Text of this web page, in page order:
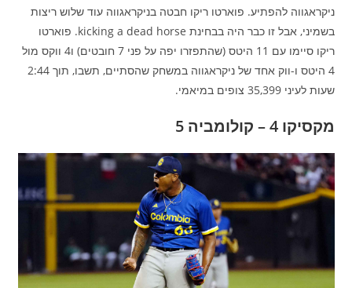
ניקראגווה להפתיע. פוארטו ריקו חבטה בניקראגווה עוד שלוש ריצות
בשמיני, אבל זו כבר היה בבחינת kicking a dead horse. פוארטו
ריקו סיימו עם 11 היטס (שהתפזרו יפה על פני 7 חובטים) ו4 ווקס מול
4 היטס ו-ווק אחד של ניקראגווה במשחק שהסתיים, תשבו, תוך 2:44
שעות לעיני 35,399 צופים במיאמי.
מקסיקו 4 – קולומביה 5